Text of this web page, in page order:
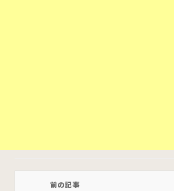
前の記事